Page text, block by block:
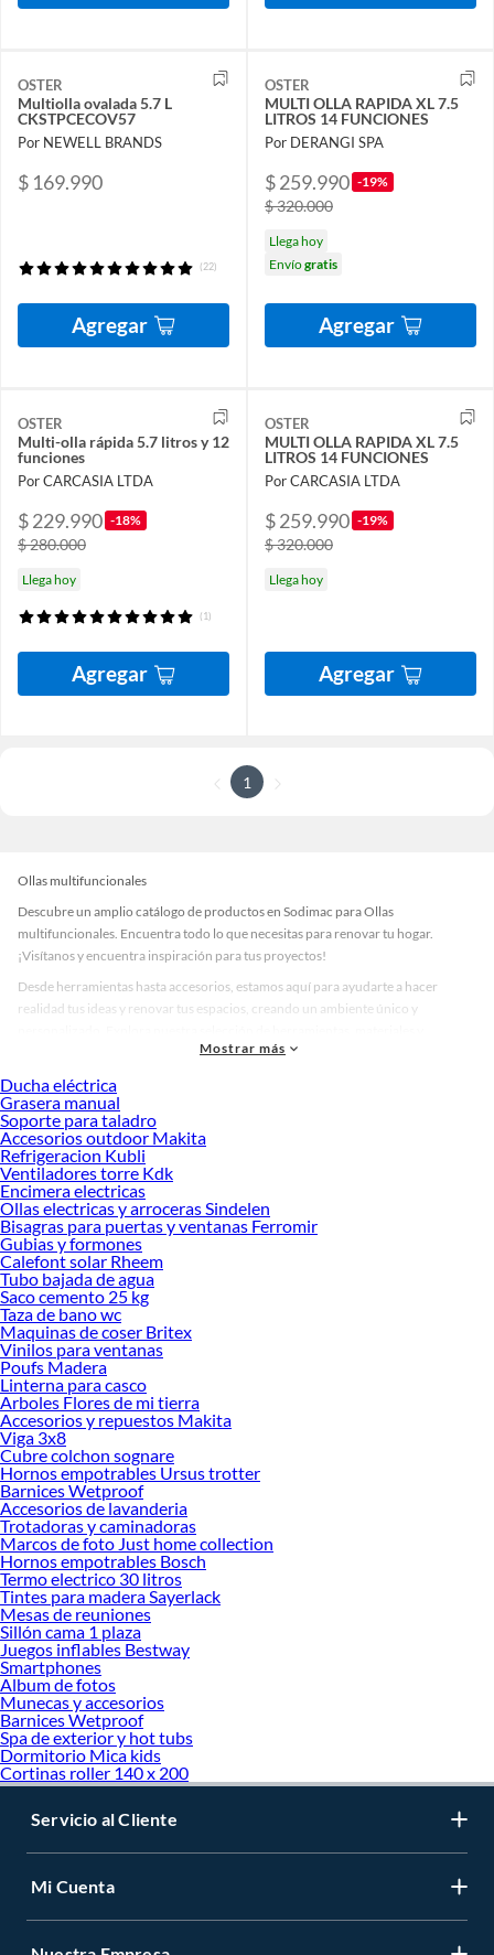
OSTER
Multiolla ovalada 5.7 L
CKSTPCECOV57
Por NEWELL BRANDS
$ 169.990
(22)
Agregar
OSTER
MULTI OLLA RAPIDA XL 7.5
LITROS 14 FUNCIONES
Por DERANGI SPA
$ 259.990 -19%
$ 320.000
Llega hoy
Envíogratis
Agregar
OSTER
Multi-olla rápida 5.7 litros y 12
funciones
Por CARCASIA LTDA
$ 229.990 -18%
$ 280.000
Llega hoy
(1)
Agregar
OSTER
MULTI OLLA RAPIDA XL 7.5
LITROS 14 FUNCIONES
Por CARCASIA LTDA
$ 259.990 -19%
$ 320.000
Llega hoy
Agregar
1
Ollas multifuncionales
Descubre un amplio catálogo de productos en Sodimac para Ollas
multifuncionales. Encuentra todo lo que necesitas para renovar tu hogar.
¡Visítanos y encuentra inspiración para tus proyectos!
Desde herramientas hasta accesorios, estamos aquí para ayudarte a hacer
realidad tus ideas y renovar tus espacios, creando un ambiente único y
accesorios de calidad que te ayudarán a crear un espacio más tú.
Desde remodelaciones hasta proyectos de decoración, estamos aquí para hacer
tus ideas realidad. ¡Visítanos y encuentra todo lo que tenemos para ofrecerte en
Ollas multifuncionales!
Explora la variedad de productos de Ollas multifuncionales en Sodimac
Herramientas, materiales y accesorios de calidad para tus proyectos y
renovación de espacios. ¡Visítanos y descubre todo lo que tenemos para
ofrecerte!
Encuentra una amplia variedad de productos de Ollas multifuncionales en
Sodimac. Encuentra todo lo necesario para tus proyectos de renovación y
decoración. ¡Visítanos y haz tus ideas realidad!
Mostrar más
Ducha eléctrica
Grasera manual
Soporte para taladro
Accesorios outdoor Makita
Refrigeracion Kubli
Ventiladores torre Kdk
Encimera electricas
Ollas electricas y arroceras Sindelen
Bisagras para puertas y ventanas Ferromir
Gubias y formones
Calefont solar Rheem
Tubo bajada de agua
Saco cemento 25 kg
Taza de bano wc
Maquinas de coser Britex
Vinilos para ventanas
Poufs Madera
Linterna para casco
Arboles Flores de mi tierra
Accesorios y repuestos Makita
Viga 3x8
Cubre colchon sognare
Hornos empotrables Ursus trotter
Barnices Wetproof
Accesorios de lavanderia
Trotadoras y caminadoras
Marcos de foto Just home collection
Hornos empotrables Bosch
Termo electrico 30 litros
Tintes para madera Sayerlack
Mesas de reuniones
Sillón cama 1 plaza
Juegos inflables Bestway
Smartphones
Album de fotos
Munecas y accesorios
Barnices Wetproof
Spa de exterior y hot tubs
Dormitorio Mica kids
Cortinas roller 140 x 200
Servicio al Cliente
Mi Cuenta